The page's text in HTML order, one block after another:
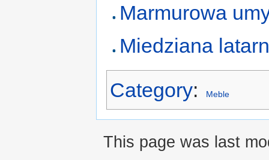
Marmurowa
Miedziana
Category: Meble
This page was last